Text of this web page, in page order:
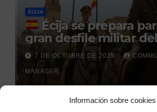
Información sobre cookies
ÉCIJA
Écija se prepara
gran desfile militar del
la Hispanidad
el Centro Militar de Cría
Caballar
7 DE OCTUBRE DE 2025
MANAGER